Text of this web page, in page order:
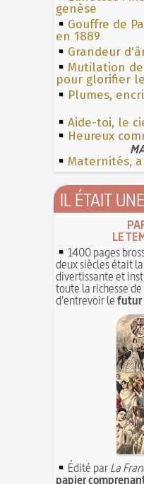
genèse
Gouffre de
en 1889
Grandeur
Mutilation
pour glorifier
Plumes,
Aide-toi, le
Heureux
Maternités,
IL ÉTAIT
LE
1400 pages
deux siècles était
divertissante et
toute la richesse de
d'entrevoir lefutur
Édité parLa
papier